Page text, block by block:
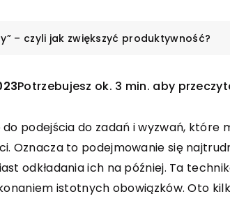
– czyli jak zwiększyć produktywność?
Potrzebujesz ok. 3 min. aby
podejścia do zadań i wyzwań, które
Oznacza to podejmowanie się
odkładania ich na później. Ta
istotnych obowiązków. Oto